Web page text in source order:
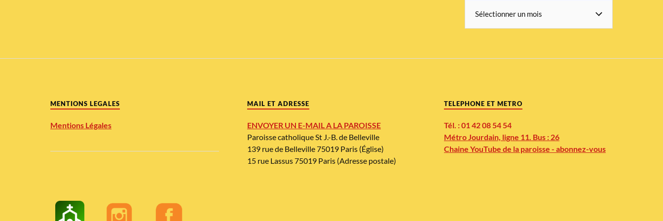
MENTIONS LEGALES
Mentions Légales
MAIL ET ADRESSE
ENVOYER UN E-MAIL A LA PAROISSE
Paroisse catholique St J.-B. de Belleville
139 rue de Belleville 75019 Paris (Église)
15 rue Lassus 75019 Paris (Adresse postale)
TELEPHONE ET METRO
Tél. : 01 42 08 54 54
Métro Jourdain, ligne 11. Bus : 26
Chaine YouTube de la paroisse - abonnez-vous